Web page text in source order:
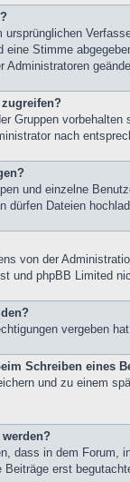
Stimme
Administratoren
Gruppen
nach
und einzelne
dürfen Dateien
von der
und phpBB Limited
vergeben
Schreiben eines
und zu einem
dass in dem
erst